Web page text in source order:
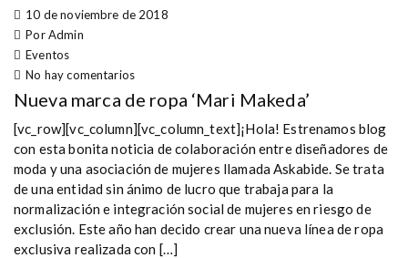
10 de noviembre de 2018
Por Admin
Eventos
No hay comentarios
Nueva marca de ropa ‘Mari Makeda’
[vc_row][vc_column][vc_column_text]¡Hola! Estrenamos blog
con esta bonita noticia de colaboración entre diseñadores de
moda y una asociación de mujeres llamada Askabide. Se trata
de una entidad sin ánimo de lucro que trabaja para la
normalización e integración social de mujeres en riesgo de
exclusión. Este año han decido crear una nueva línea de ropa
exclusiva realizada con […]